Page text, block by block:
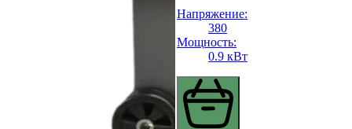
Напряжение:
380
Мощность:
0.9 кВт